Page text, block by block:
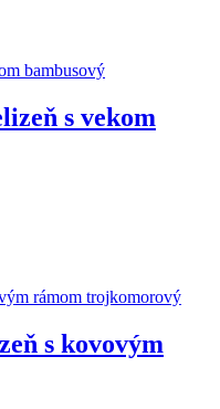
s vekom
s kovovým